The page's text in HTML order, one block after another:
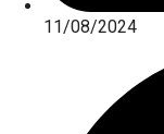
11/08/2024